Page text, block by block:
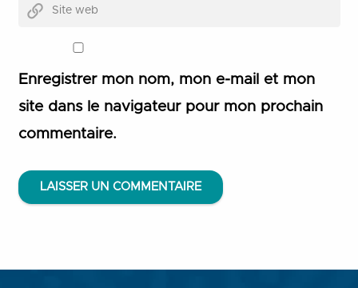
Enregistrer mon nom, mon e-mail et mon
site dans le navigateur pour mon prochain
commentaire.
LAISSER UN COMMENTAIRE